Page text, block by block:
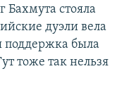
Бахмута стояла
дуэли вела
поддержка была
тоже так нельзя